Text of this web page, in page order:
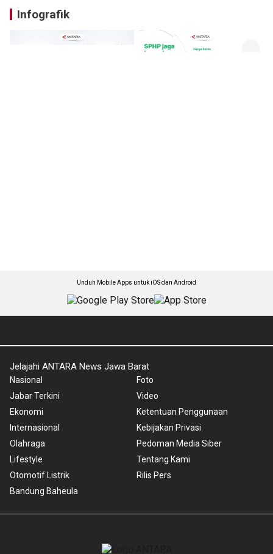
Infografik
Unduh Mobile Apps untuk iOS dan Android
Jelajahi ANTARA News Jawa Barat
Nasional
Jabar Terkini
Ekonomi
Internasional
Olahraga
Lifestyle
Otomotif Listrik
Bandung Baheula
Foto
Video
Ketentuan Penggunaan
Kebijakan Privasi
Pedoman Media Siber
Tentang Kami
Rilis Pers